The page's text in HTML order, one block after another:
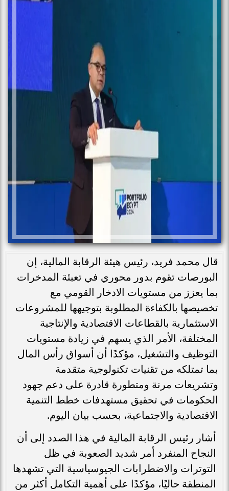
قال محمد فريد، رئيس هيئة الرقابة المالية، إن
البورصات تقوم بدور محوري في تعبئة المدخرات
بما يعزز من مستويات الادخار القومي مع
تخصيصها بالكفاءة المطلوبة بتوجيهها للمشروعات
الاستثمارية بالقطاعات الاقتصادية والإنتاجية
المختلفة، الأمر الذي يسهم في زيادة مستويات
التوظيف والتشغيل، مؤكدًا أن أسواق رأس المال
بما تمتلكه من تقنيات تكنولوجية متقدمة
وتشريعات مرنة ومتطورة قادرة على دعم جهود
الحكومات في تحقيق مستهدفات خطط التنمية
الاقتصادية والاجتماعية، بحسب بيان اليوم.
أشار رئيس الرقابة المالية في هذا الصدد إلى أن
النجاح المنفرد أمر شديد الصعوبة في ظل
التوترات والاضطرابات الجيوسياسية التي تشهدها
المنطقة حاليًا، مؤكدًا على أهمية التكامل أكثر من